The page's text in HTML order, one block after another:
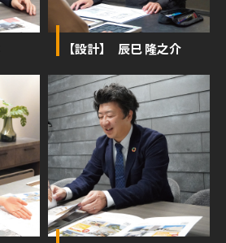
【設計】 辰巳 隆之介